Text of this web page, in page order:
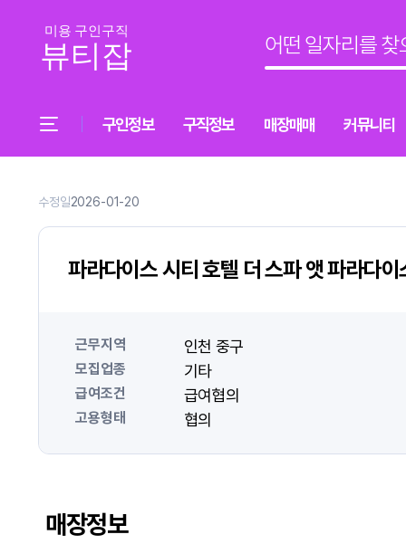
구인정보 구직정보 매장매매 커뮤니티
수정일2026-01-20
파라다이스 시티 호텔 더 스파 앳 파라다
근무지역 인천 중구
모집업종 기타
급여조건 급여협의
고용형태 협의
매장정보